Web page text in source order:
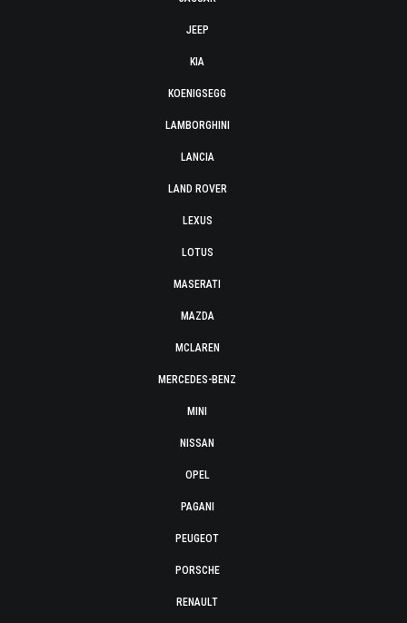
JEEP
KIA
KOENIGSEGG
LAMBORGHINI
LANCIA
LAND ROVER
LEXUS
LOTUS
MASERATI
MAZDA
MCLAREN
MERCEDES-BENZ
MINI
NISSAN
OPEL
PAGANI
PEUGEOT
PORSCHE
RENAULT